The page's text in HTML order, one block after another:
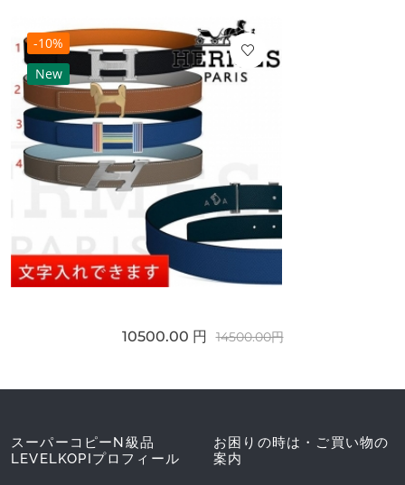
-10%
New
10500.00 円 14500.00円
スーパーコピーN級品
LEVELKOPIプロフィール
お困りの時は・ご買い物の
案内